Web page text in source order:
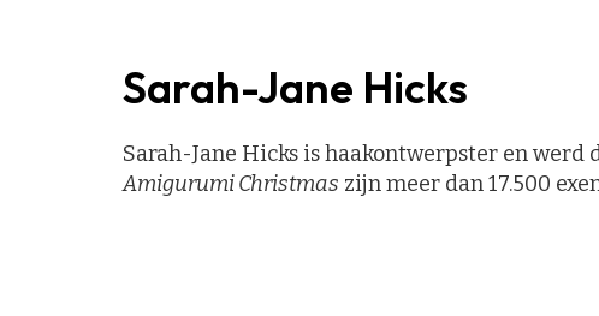
Sarah-Jane Hicks
Sarah-Jane Hicks is haakontwerpster en werd
Amigurumi Christmas zijn meer dan 17.500